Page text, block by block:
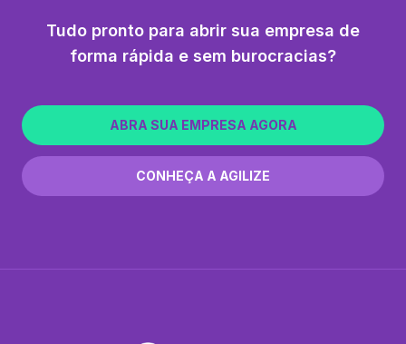
Tudo pronto para abrir sua empresa de
forma rápida e sem burocracias?
ABRA SUA EMPRESA AGORA
CONHEÇA A AGILIZE